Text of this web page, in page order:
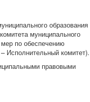
образования
муниципального
по обеспечению
Исполнительный комитет).
правовыми